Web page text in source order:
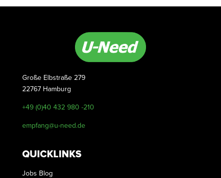
Große Elbstraße 279
22767 Hamburg
+49 (0)40 432 980 -210
empfang@u-need.de
QUICKLINKS
Jobs Blog